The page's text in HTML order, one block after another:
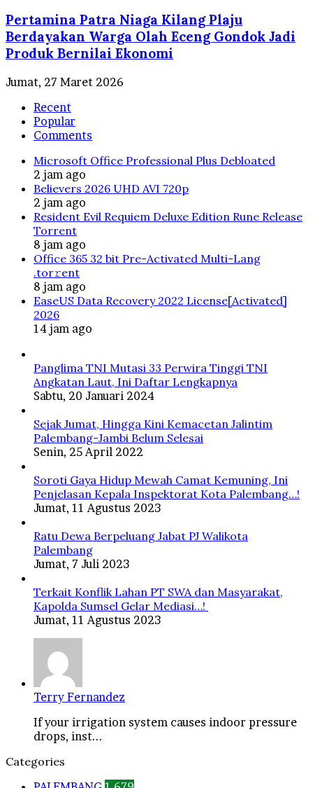
Pertamina Patra Niaga Kilang Plaju
Berdayakan Warga Olah Eceng Gondok Jadi
Produk Bernilai Ekonomi
Jumat, 27 Maret 2026
Recent
Popular
Comments
Microsoft Office Professional Plus Debloated
2 jam ago
Believers 2026 UHD AVI 720p
2 jam ago
Resident Evil Requiem Deluxe Edition Rune Release
Torrent
8 jam ago
Office 365 32 bit Pre-Activated Multi-Lang
.tоr𝚛еnt
8 jam ago
EaseUS Data Recovery 2022 License[Activated]
2026
14 jam ago
Panglima TNI Mutasi 33 Perwira Tinggi TNI
Angkatan Laut, Ini Daftar Lengkapnya
Sabtu, 20 Januari 2024
Sejak Jumat, Hingga Kini Kemacetan Jalintim
Palembang-Jambi Belum Selesai
Senin, 25 April 2022
Soroti Gaya Hidup Mewah Camat Kemuning, Ini
Penjelasan Kepala Inspektorat Kota Palembang…!
Jumat, 11 Agustus 2023
Ratu Dewa Berpeluang Jabat PJ Walikota
Palembang
Jumat, 7 Juli 2023
Terkait Konflik Lahan PT SWA dan Masyarakat,
Kapolda Sumsel Gelar Mediasi…!
Jumat, 11 Agustus 2023
Terry Fernandez
If your irrigation system causes indoor pressure
drops, inst...
Categories